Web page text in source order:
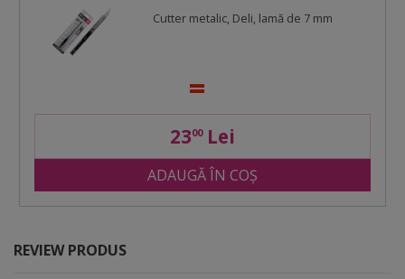
Cutter metalic, Deli, lamă de 7 mm
2300Lei
ADAUGĂ ÎN COȘ
REVIEW PRODUS